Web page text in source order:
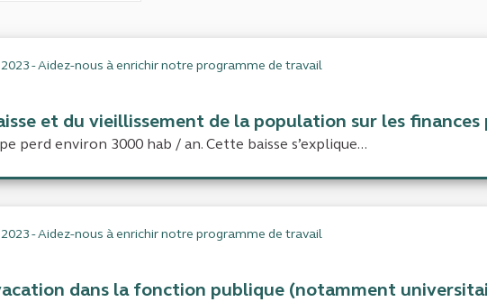
2023 - Aidez-nous à enrichir notre programme de travail
et du vieillissement de la population sur les finances
perd environ 3000 hab / an. Cette baisse s’explique...
2023 - Aidez-nous à enrichir notre programme de travail
dans la fonction publique (notamment